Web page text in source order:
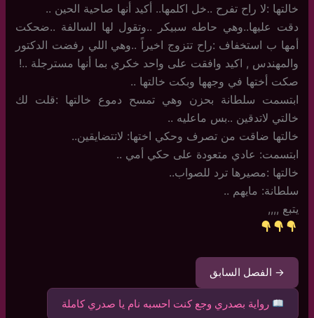
خالتها :لا راح تفرح ..خل اكلمها.. أكيد أنها صاحية الحين ..
دقت عليها..وهي حاطه سبيكر ..وتقول لها السالفة ..ضحكت
أمها ب استخفاف :راح تتزوج اخيراً ..وهي اللي رفضت الدكتور
والمهندس , اكيد وافقت على واحد خكري بما أنها مسترجلة ..!
صكت أختها في وجهها وبكت خالتها ..
ابتسمت سلطانة بحزن وهي تمسح دموع خالتها :قلت لك
خالتي لاتدقين ..بس ماعليه ..
خالتها ضاقت من تصرف وحكي اختها: لاتتضايقين..
ابتسمت: عادي متعودة على حكي أمي ..
خالتها :مصيرها ترد للصواب..
سلطانة: مايهم ..
يتبع ,,,,
→ الفصل السابق
رواية بصدري وجع كنت احسبه نام يا صدري كاملة